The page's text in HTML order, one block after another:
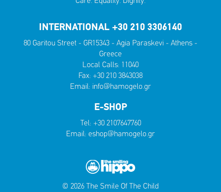
INTERNATIONAL +30 210 3306140
80 Garitou Street - GR15343 - Agia Paraskevi - Athens -
Greece
Local Calls: 11040
Fax: +30 210 3843038
Email: info@hamogelo.gr
E-SHOP
Tel: +30 2107647760
Email: eshop@hamogelo.gr
© 2026 The Smile Of The Child